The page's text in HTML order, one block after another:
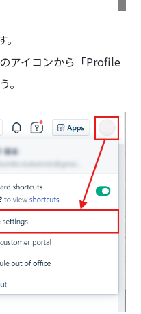
アイコンから「Profile
。